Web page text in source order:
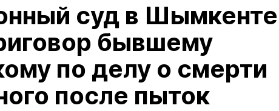
суд в Шымкенте
бывшему
по делу о смерти
после пыток